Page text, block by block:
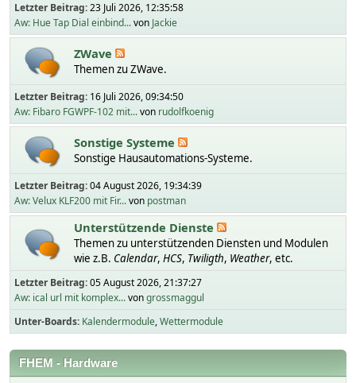
Letzter Beitrag:23 Juli 2026, 12:35:58
Aw: Hue Tap Dial einbind...von Jackie
ZWave
Themen zu ZWave.
Letzter Beitrag: 16 Juli 2026, 09:34:50
Aw: Fibaro FGWPF-102 mit...von rudolfkoenig
Sonstige Systeme
Sonstige Hausautomations-Systeme.
Letzter Beitrag:04 August 2026, 19:34:39
Aw: Velux KLF200 mit Fir...von postman
Unterstützende Dienste
Themen zu unterstützenden Diensten und Modulen
wie z.B. Calendar, HCS, Twiligth, Weather, etc.
Letzter Beitrag:05 August 2026, 21:37:27
Aw: ical url mit komplex...vongrossmaggul
Unter-Boards Kalendermodule Wettermodule
FHEM - Hardware